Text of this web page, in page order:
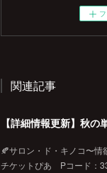
関連記事
【詳細情報更新】秋
🍂サロン・ド・キノコ〜
チケットぴあ Pコード：